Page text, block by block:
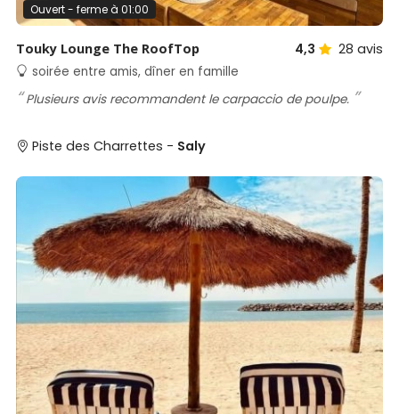
Ouvert - ferme à 01:00
Touky Lounge The RoofTop 4,3 28 avis
soirée entre amis, dîner en famille
Plusieurs avis recommandent le carpaccio de poulpe.
Piste des Charrettes - Saly